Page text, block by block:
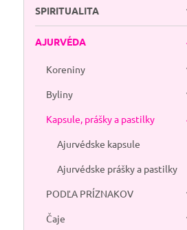
SPIRITUALITA
AJURVÉDA
Koreniny
Byliny
Kapsule, prášky a pastilky
Ajurvédske kapsule
Ajurvédske prášky a pastilky
PODĽA PRÍZNAKOV
Čaje